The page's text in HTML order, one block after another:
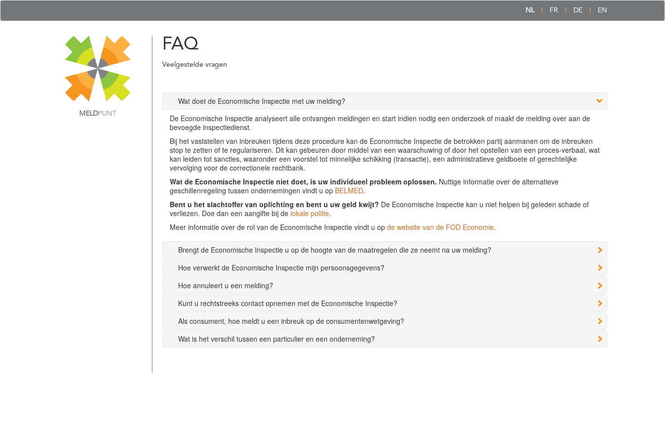
NL FR DE EN
MELDPUNT
FAQ
Veelgestelde vragen
Wat doet de Economische Inspectie met uw melding?
De Economische Inspectie analyseert alle ontvangen meldingen en start indien nodig een onderzoek of maakt de melding over aan de
bevoegde inspectiedienst.
Bij het vaststellen van inbreuken tijdens deze procedure kan de Economische Inspectie de betrokken partij aanmanen om de inbreuken
stop te zetten of te regulariseren. Dit kan gebeuren door middel van een waarschuwing of door het opstellen van een proces-verbaal, wat
kan leiden tot sancties, waaronder een voorstel tot minnelijke schikking (transactie), een administratieve geldboete of gerechtelijke
vervolging voor de correctionele rechtbank.
Wat de Economische Inspectie niet doet, is uw individueel probleem oplossen. Nuttige informatie over de alternatieve
geschillenregeling tussen ondernemingen vindt u op BELMED.
Bent u het slachtoffer van oplichting en bent u uw geld kwijt? De Economische Inspectie kan u niet helpen bij geleden schade of
verliezen. Doe dan een aangifte bij de lokale politie.
Meer informatie over de rol van de Economische Inspectie vindt u op de website van de FOD Economie.
Brengt de Economische Inspectie u op de hoogte van de maatregelen die ze neemt na uw melding?
Hoe verwerkt de Economische Inspectie mijn persoonsgegevens?
Hoe annuleert u een melding?
Kunt u rechtstreeks contact opnemen met de Economische Inspectie?
Als consument, hoe meldt u een inbreuk op de consumentenwetgeving?
Wat is het verschil tussen een particulier en een onderneming?